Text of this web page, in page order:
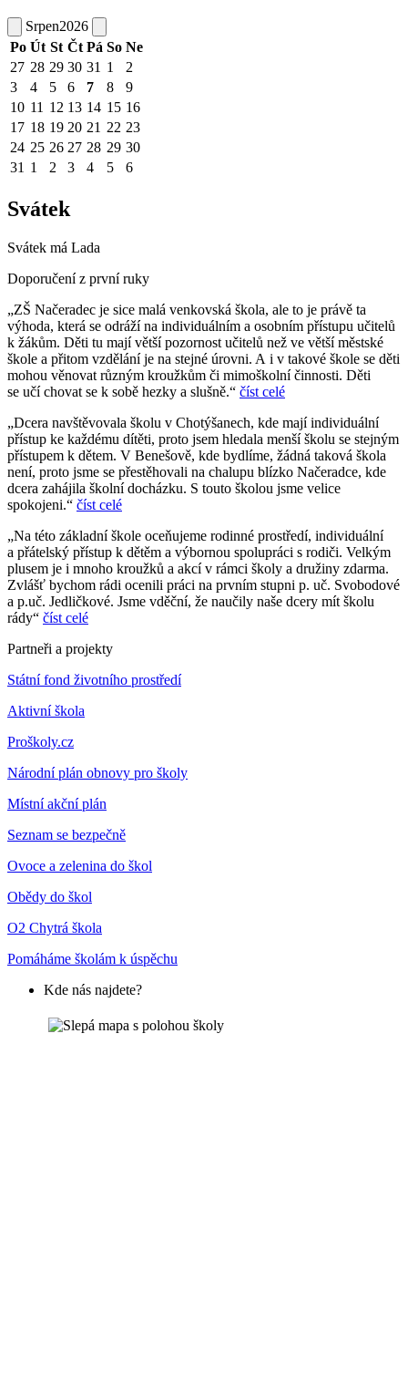
Srpen2026
Po Út St Čt Pá So Ne
27 28 29 30 31 1
2
3
4 5 6 7 8
9
10 11 12 13 14 15 16
17 18 19 20 21 22 23
24 25 26 27 28 29 30
31 1 2 3 4 5 6
Svátek
Svátek má Lada
Doporučení z první ruky
„ZŠ Načeradec je sice malá venkovská škola, ale to je právě ta
výhoda, která se odráží na individuálním a osobním přístupu učitelů
k žákům. Děti tu mají větší pozornost učitelů než ve větší městské
škole a přitom vzdělání je na stejné úrovni. A i v takové škole se děti
mohou věnovat různým kroužkům či mimoškolní činnosti. Děti
se učí chovat se k sobě hezky a slušně.“ číst celé
„Dcera navštěvovala školu v Chotýšanech, kde mají individuální
přístup ke každému dítěti, proto jsem hledala menší školu se stejným
přístupem k dětem. V Benešově, kde bydlíme, žádná taková škola
není, proto jsme se přestěhovali na chalupu blízko Načeradce, kde
dcera zahájila školní docházku. S touto školou jsme velice
spokojeni.“ číst celé
„Na této základní škole oceňujeme rodinné prostředí, individuální
a přátelský přístup k dětěm a výbornou spolupráci s rodiči. Velkým
plusem je i mnoho kroužků a akcí v rámci školy a družiny zdarma.
Zvlášť bychom rádi ocenili práci na prvním stupni p. uč. Svobodové
a p.uč. Jedličkové. Jsme vděční, že naučily naše dcery mít školu
rády“ číst celé
Partneři a projekty
Státní fond životního prostředí
Aktivní škola
Proškoly.cz
Národní plán obnovy pro školy
Místní akční plán
Seznam se bezpečně
Ovoce a zelenina do škol
Obědy do škol
O2 Chytrá škola
Pomáháme školám k úspěchu
Kde nás najdete?